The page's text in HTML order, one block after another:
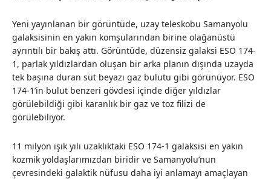
Yeni yayınlanan bir görüntüde, uzay teleskobu Samanyolu
galaksisinin en yakın komşularından birine olağanüstü
ayrıntılı bir bakış attı. Görüntüde, düzensiz galaksi ESO 174-
1, parlak yıldızlardan oluşan bir arka planın dışında uzayda
tek başına duran süt beyazı gaz bulutu gibi görünüyor. ESO
174-1’in bulut benzeri gövdesi içinde diğer yıldızlar
görülebildiği gibi karanlık bir gaz ve toz filizi de
görülebiliyor.
11 milyon ışık yılı uzaklıktaki ESO 174-1 galaksisi en yakın
kozmik yoldaşlarımızdan biridir ve Samanyolu’nun
çevresindeki galaktik nüfusu daha iyi anlamayı amaçlayan